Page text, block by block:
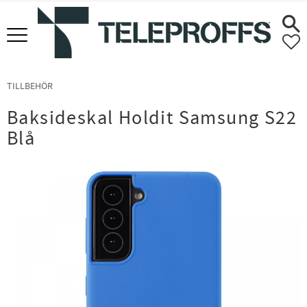
Meny
TILLBEHÖR
Baksideskal Holdit Samsung S22
Blå